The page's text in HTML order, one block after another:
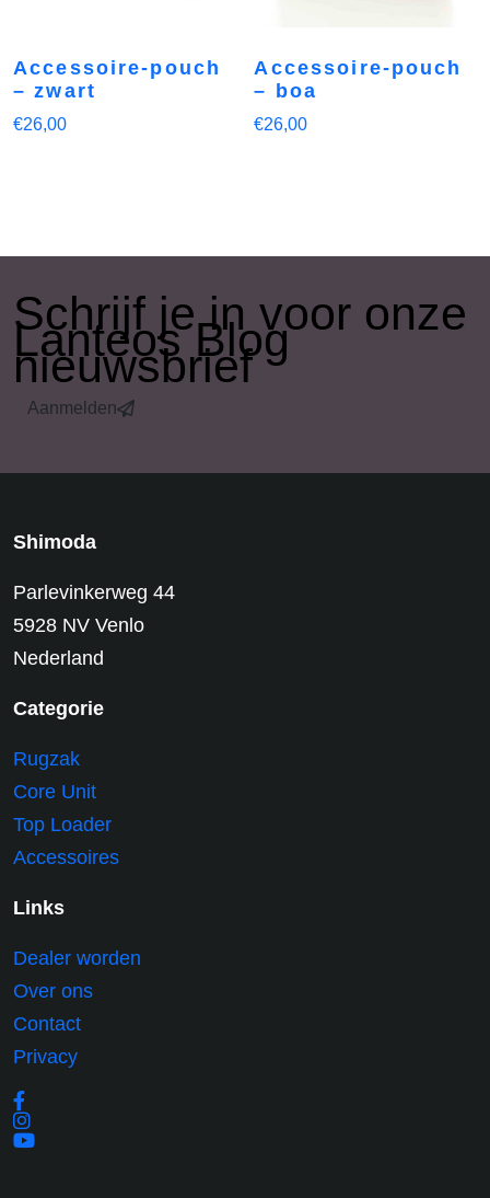
Accessoire-pouch
– zwart
€26,00
Accessoire-pouch
– boa
€26,00
​Schrijf je in voor onze
Lanteos Blog
nieuwsbrief
Aanmelden
Shimoda
Parlevinkerweg 44
5928 NV Venlo
Nederland
Categorie
Rugzak
Core Unit
Top Loader
Accessoires
Links
Dealer worden
Over ons
Contact
Privacy